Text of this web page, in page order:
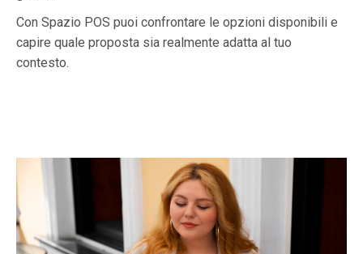
Con Spazio POS puoi confrontare le opzioni disponibili e
capire quale proposta sia realmente adatta al tuo
contesto.